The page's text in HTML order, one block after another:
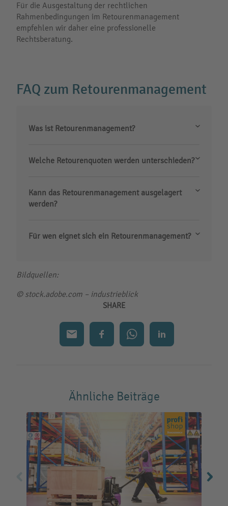
Für die Ausgestaltung der rechtlichen
Rahmenbedingungen im Retourenmanagement
empfehlen wir daher eine professionelle
Rechtsberatung.
FAQ zum Retourenmanagement
Was ist Retourenmanagement?
Welche Retourenquoten werden unterschieden?
Kann das Retourenmanagement ausgelagert
werden?
Für wen eignet sich ein Retourenmanagement?
Bildquellen:
© stock.adobe.com – industrieblick
SHARE
Ähnliche Beiträge